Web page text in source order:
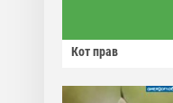
Кот прав